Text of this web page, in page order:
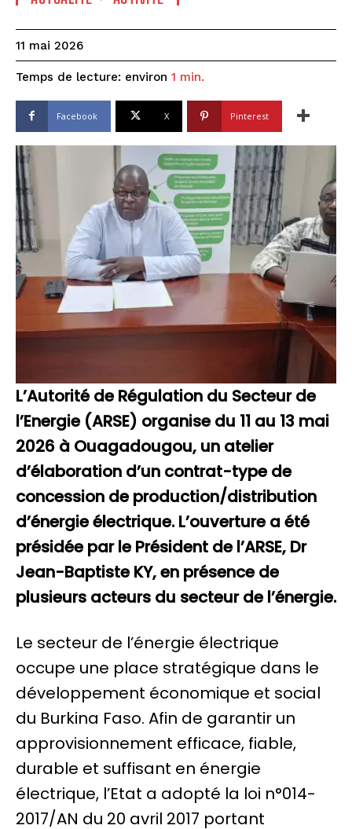
11 mai 2026
Temps de lecture: environ 1 min.
Facebook X Pinterest
L’Autorité de Régulation du Secteur de
l’Energie (ARSE) organise du 11 au 13 mai
2026 à Ouagadougou, un atelier
d’élaboration d’un contrat-type de
concession de production/distribution
d’énergie électrique. L’ouverture a été
présidée par le Président de l’ARSE, Dr
Jean-Baptiste KY, en présence de
plusieurs acteurs du secteur de l’énergie.
Le secteur de l’énergie électrique
occupe une place stratégique dans le
développement économique et social
du Burkina Faso. Afin de garantir un
approvisionnement efficace, fiable,
durable et suffisant en énergie
électrique, l’Etat a adopté la loi n°014-
2017/AN du 20 avril 2017 portant